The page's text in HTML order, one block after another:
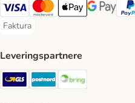
VISA Payment Method
Mastercard Payment
Apply pay Payment
Google Pay
Faktura
Faktura Payment Method
Leveringspartnere
GLS Shipping Method
Postnord Shipping